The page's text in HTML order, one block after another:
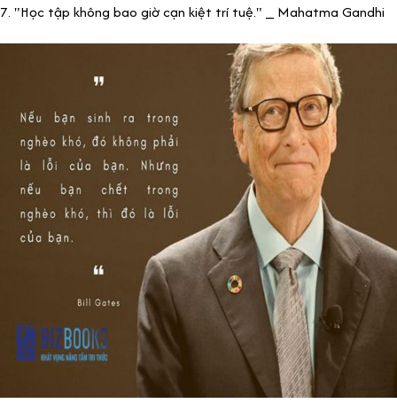
7. "Học tập không bao giờ cạn kiệt trí tuệ." _ Mahatma Gandhi